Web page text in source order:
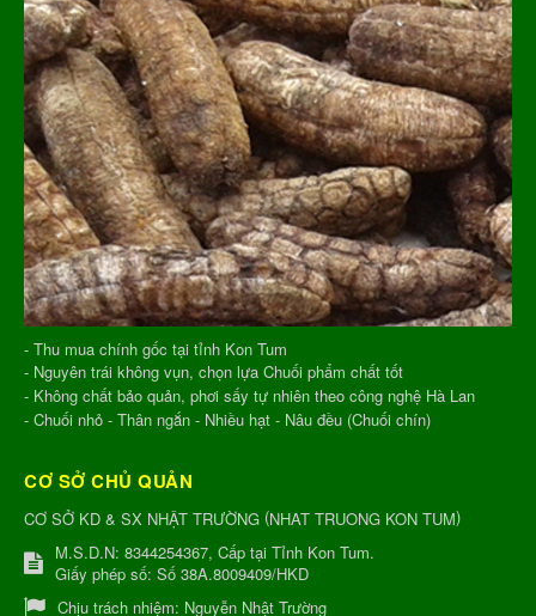
- Thu mua chính gốc tại tỉnh Kon Tum
- Nguyên trái không vụn, chọn lựa Chuối phẩm chất tốt
- Không chất bảo quản, phơi sấy tự nhiên theo công nghệ Hà Lan
- Chuối nhỏ - Thân ngắn - Nhiều hạt - Nâu đều (Chuối chín)
CƠ SỞ CHỦ QUẢN
CƠ SỞ KD & SX NHẬT TRƯỜNG (NHAT TRUONG KON TUM)
M.S.D.N: 8344254367, Cấp tại Tỉnh Kon Tum.
Giấy phép số: Số 38A.8009409/HKD
Chịu trách nhiệm: Nguyễn Nhật Trường